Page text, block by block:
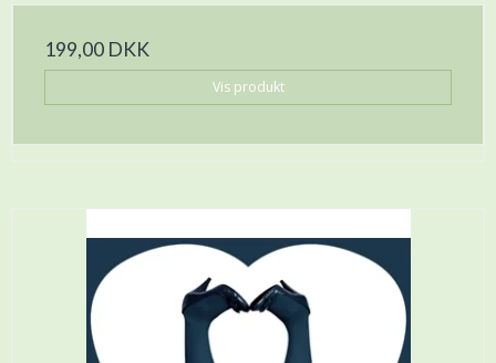
199,00 DKK
Vis produkt